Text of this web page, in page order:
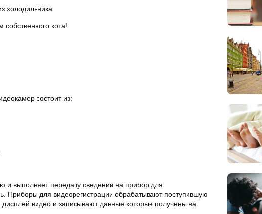
холодильника
собственного кота!
состоит из:
и выполняет передачу сведений на прибор для
Приборы для видеорегистрации обрабатывают поступившую
видео и записывают данные которые получены на